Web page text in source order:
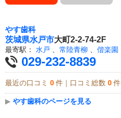
やす歯科
茨城県水戸市大町2-2-74-2F
最寄駅： 水戸 、 常陸青柳 、 偕楽園
029-232-8839
最近の口コミ 0 件｜口コミ総数 0 件
▶ やす歯科のページを見る